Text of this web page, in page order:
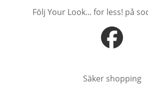
Följ Your Look... for less! på
öppnas i
Säker shopping